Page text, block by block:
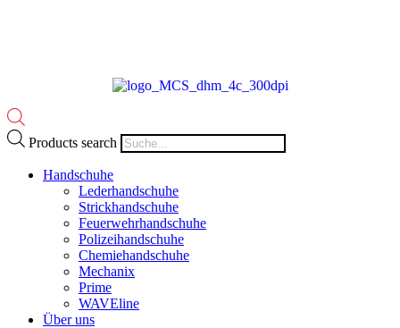
Products search
Handschuhe
Lederhandschuhe
Strickhandschuhe
Feuerwehrhandschuhe
Polizeihandschuhe
Chemiehandschuhe
Mechanix
Prime
WAVEline
Über uns